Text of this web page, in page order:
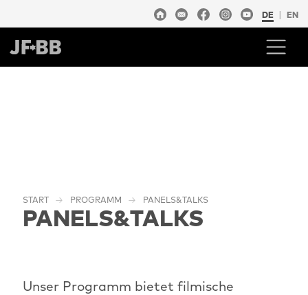
DE EN
START PROGRAMM PANELS&TALKS
PANELS&TALKS
Unser Programm bietet filmische